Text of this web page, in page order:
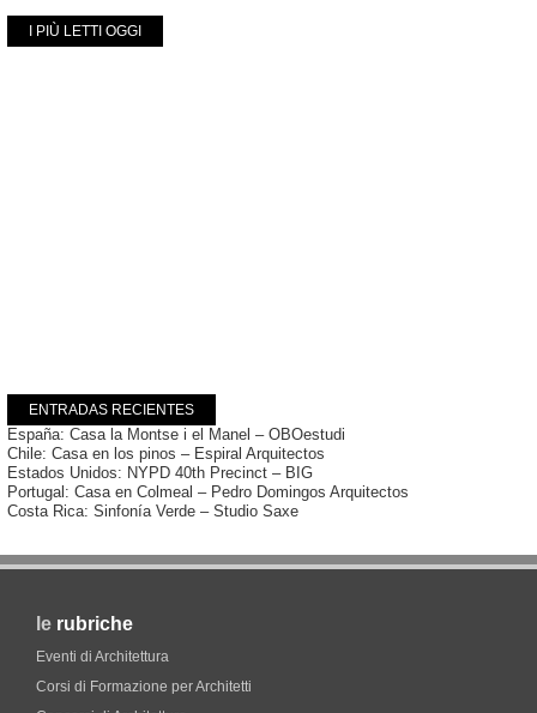
I PIÙ LETTI OGGI
ENTRADAS RECIENTES
España: Casa la Montse i el Manel – OBOestudi
Chile: Casa en los pinos – Espiral Arquitectos
Estados Unidos: NYPD 40th Precinct – BIG
Portugal: Casa en Colmeal – Pedro Domingos Arquitectos
Costa Rica: Sinfonía Verde – Studio Saxe
le rubriche
Eventi di Architettura
Corsi di Formazione per Architetti